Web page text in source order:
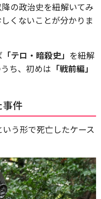
の政治史を紐解いてみ
くないことが分かりま
「テロ・暗殺史」 を紐解
ち、初めは 「戦前編」
件
いう形で死亡したケース